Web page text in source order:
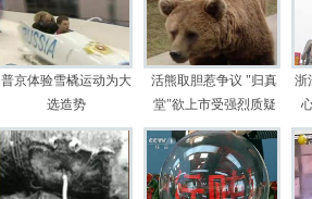
普京体验雪橇运动为大
选造势
活熊取胆惹争议 "归真
堂"欲上市受强烈质疑
浙